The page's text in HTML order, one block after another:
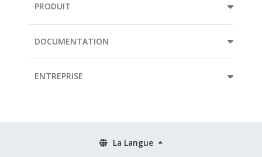
PRODUIT
DOCUMENTATION
ENTREPRISE
La Langue